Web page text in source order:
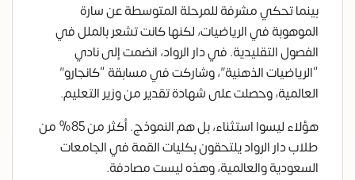
بينما تحكي مشرفة للمرحلة المتوسطة عن سارة
الموهوبة في الرياضيات، لكنها كانت تشعر بالملل في
الفصول التقليدية. في دار الرواد، انضمت إلى نادي
“الرياضيات الذهنية”، وشاركت في مسابقة “كانجارو”
العالمية، وحصلت على شهادة تقدير من وزير التعليم.
هؤلاء ليسوا استثناء، بل هم النموذج. أكثر من 85% من
طلاب دار الرواد يلتحقون بكليات القمة في الجامعات
السعودية والعالمية، وهذه ليست مصادفة.